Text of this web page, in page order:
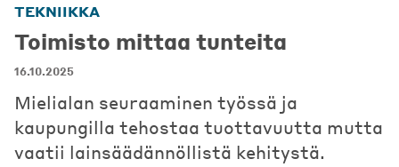
TEKNIIKKA
Toimisto mittaa tunteita
16.10.2025
Mielialan seuraaminen työssä ja
kaupungilla tehostaa tuottavuutta mutta
vaatii lainsäädännöllistä kehitystä.